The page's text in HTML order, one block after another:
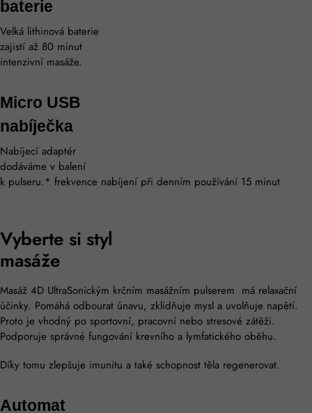
baterie
Velká lithinová baterie
zajistí až 80 minut
intenzivní masáže.
Micro USB
nabíječka
Nabíjecí adaptér
dodáváme v balení
k pulseru.* frekvence nabíjení při denním používání 15 minut
Vyberte si styl
masáže
Masáž 4D UltraSonickým krčním masážním pulserem má relaxační
účinky. Pomáhá odbourat únavu, zklidňuje mysl a uvolňuje napětí.
Proto je vhodný po sportovní, pracovní nebo stresové zátěži.
Podporuje správné fungování krevního a lymfatického oběhu.
Díky tomu zlepšuje imunitu a také schopnost těla regenerovat.
Automat